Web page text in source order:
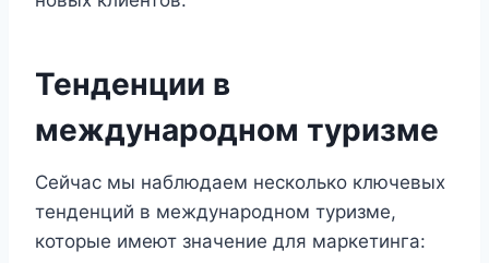
Тенденции в
международном туризме
Сейчас мы наблюдаем несколько ключевых
тенденций в международном туризме,
которые имеют значение для маркетинга: